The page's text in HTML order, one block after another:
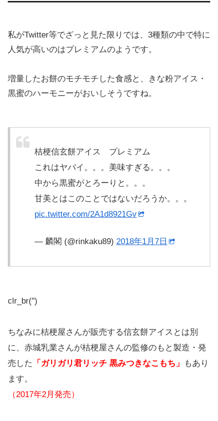
私がTwitter等でざっと見た限りでは、3種類の中で特に
人気が高いのはプレミアムのようです。
増量したお餅のモチモチした食感と、きな粉アイス・
黒蜜のハーモニーがおいしそうですね。
桔梗信玄餅アイス プレミアム
これはヤバイ。。。美味すぎる。。。
中から黒蜜がとろーりと。。。
甘美とはこのことではないだろうか。。。
pic.twitter.com/2A1d8921Gv
— 麟閣 (@rinkaku89) 2018年1月7日
clr_br('')
ちなみに桔梗屋さんが販売する信玄餅アイスとは別
に、赤城乳業さんが桔梗屋さんの監修のもと製造・発
売した
「ガリガリ君リッチ 黒みつきなこもち」
もあり
ます。
（2017年2月発売）